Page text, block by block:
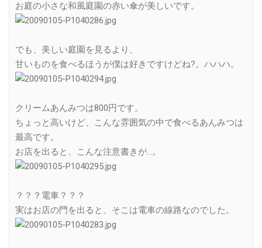
お庭の小さな和風庭園の赤い傘が美しいです。
でも、美しい庭園を見るより、
甘いものを食べるほうが僕は好きですけどね?。ハハハ。
クリームあんみつは800円です。
ちょっと高いけど、こんな雰囲気の中で食べるあんみつは
最高です。
お店を出ると、こんな注意書きが…。
？？？電車？？？
実はお店の門を出ると、そこは電車の線路なのでした。